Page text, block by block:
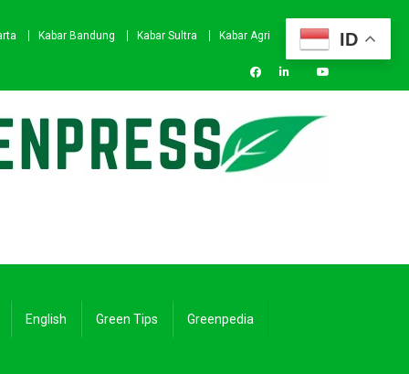
Kabar Bandung Kabar Sultra Kabar Agri
English Green Tips Greenpedia
ID